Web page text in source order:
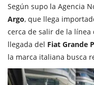
Según supo la Agencia
Argo, que llega
cerca de salir de la
llegada del Fiat Grande
la marca italiana busca